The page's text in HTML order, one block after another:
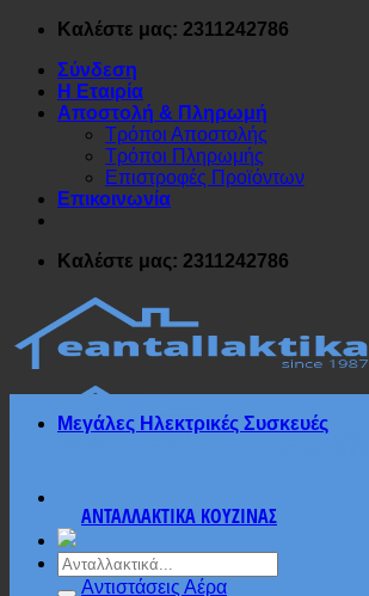
Μετάβαση
περιεχόμενο
Καλέστε μας: 2311242786
Σύνδεση
Η Εταιρία
Αποστολή & Πληρωμή
Τρόποι Αποστολής
Τρόποι Πληρωμής
Επιστροφές Προϊόντων
Επικοινωνία
Καλέστε μας: 2311242786
Αναζήτηση
για:
Μεγάλες Ηλεκτρικές Συσκευές
ΑΝΤΑΛΛΑΚΤΙΚΑ ΚΟΥΖΙΝΑΣ
Αντιστάσεις Αέρα